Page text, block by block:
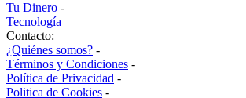
Tu Dinero -
Tecnología
Contacto:
¿Quiénes somos? -
Términos y Condiciones -
Política de Privacidad -
Politica de Cookies -